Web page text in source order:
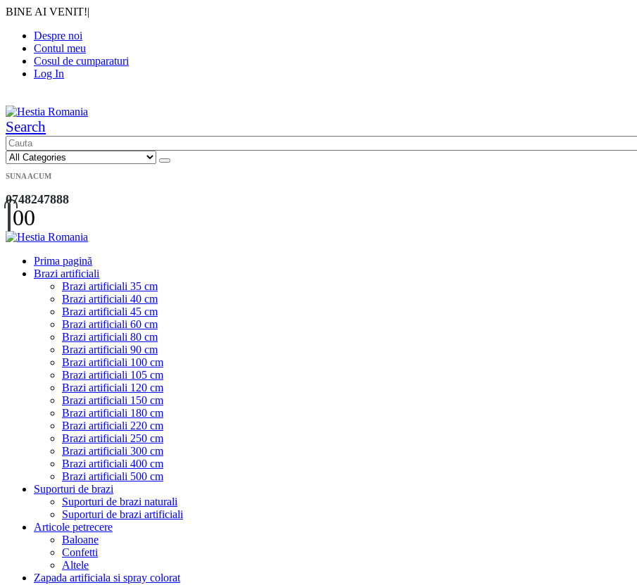
BINE AI VENIT!|
Despre noi
Contul meu
Cosul de cumparaturi
Log In
Search
SUNA ACUM
0748247888
00
Prima pagină
Brazi artificiali
Brazi artificiali 35 cm
Brazi artificiali 40 cm
Brazi artificiali 45 cm
Brazi artificiali 60 cm
Brazi artificiali 80 cm
Brazi artificiali 90 cm
Brazi artificiali 100 cm
Brazi artificiali 105 cm
Brazi artificiali 120 cm
Brazi artificiali 150 cm
Brazi artificiali 180 cm
Brazi artificiali 220 cm
Brazi artificiali 250 cm
Brazi artificiali 300 cm
Brazi artificiali 400 cm
Brazi artificiali 500 cm
Suporturi de brazi
Suporturi de brazi naturali
Suporturi de brazi artificiali
Articole petrecere
Baloane
Confetti
Altele
Zapada artificiala si spray colorat